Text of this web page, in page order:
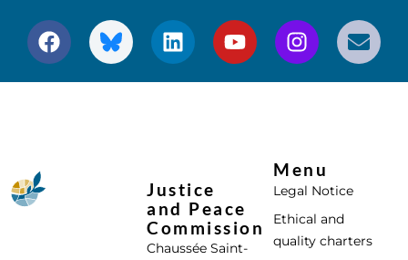
Justice
and Peace
Commission
Chaussée Saint-
Menu
Legal Notice
Ethical and
quality charters